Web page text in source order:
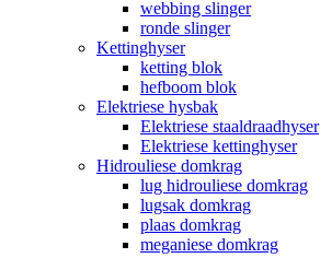
webbing slinger
ronde slinger
Kettinghyser
ketting blok
hefboom blok
Elektriese hysbak
Elektriese staaldraadhyser
Elektriese kettinghyser
Hidrouliese domkrag
lug hidrouliese domkrag
lugsak domkrag
plaas domkrag
meganiese domkrag